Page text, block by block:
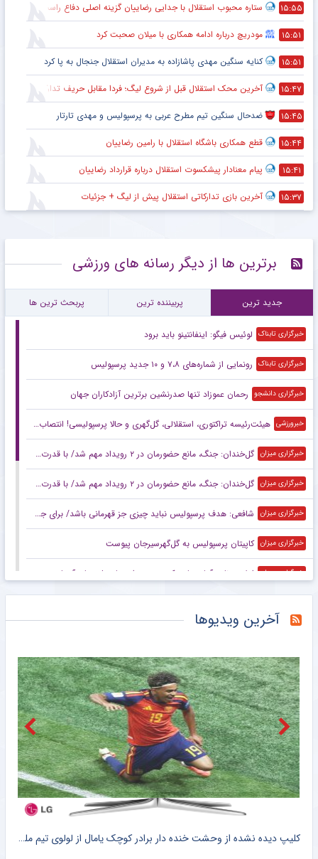
۱۵:۵۵ ستاره محبوب استقلال با جدایی رضاییان گزینه اصلی دفاع راست این تیم
۱۵:۵۱ مودریچ درباره ادامه همکاری با میلان صحبت کرد
۱۵:۵۱ کنایه سنگین مهدی پاشازاده به مدیران استقلال جنجال به پا کرد
۱۵:۴۷ آخرین محک استقلال قبل از شروع لیگ؛ فردا مقابل حریف تدارکاتی
۱۵:۴۵ ضدحال سنگین تیم مطرح عربی به پرسپولیس و مهدی تارتار
۱۵:۴۴ قطع همکاری باشگاه استقلال با رامین رضاییان
۱۵:۴۱ پیام معنادار پیشکسوت استقلال درباره قرارداد رضاییان
۱۵:۳۷ آخرین بازی تدارکاتی استقلال پیش از لیگ + جزئیات
برترین ها از دیگر رسانه های ورزشی
جدید ترین پربیننده ترین پربحث ترین ها
خبرگزاری تابناک لوئیس فیگو: اینفانتینو باید برود
خبرگزاری تابناک رونمایی از شماره‌های ۷،۸ و ۱۰ جدید پرسپولیس
خبرگزاری دانشجو رحمان عموزاد تنها صدرنشین برترین آزادکاران جهان
خبرورزشی هیئت‌رئیسه تراکتوری، استقلالی، گل‌گهری و حالا پرسپولیسی! انتصاب‌های عجیب در باشگاه‌های خاص؛ فدراسیون حتما جوابگو باشد
خبرگزاری میزان گل‌خندان: جنگ، مانع حضورمان در ۲ رویداد مهم شد/ با قدرت برای بازی‌های آسیایی و سهمیه المپیک می‌جنگیم
خبرگزاری میزان گل‌خندان: جنگ، مانع حضورمان در ۲ رویداد مهم شد/ با قدرت برای بازی‌های آسیایی و سهمیه المپیک می‌جنگیم
خبرگزاری میزان شافعی: هدف پرسپولیس نباید چیزی جز قهرمانی باشد/ برای جام ملت‌ها باید از برخی چهره‌ها عبور کنیم
خبرگزاری میزان کاپیتان پرسپولیس به گل‌گهرسیرجان پیوست
خبرگزاری میزان اعلام برنامه آماده‌سازی کره‌جنوبی برای جام ملت‌های آسیا بدون سرمربی
باشگاه خبرنگاران جوان ناکامی مجدد استقلال در باز کردن پنجره نقل و انتقالاتی
خبرگزاری میزان رحمتی: هدف ما ایستادن روی سکوی قهرمانی آسیاست/ برای اهتزاز پرچم ایران روی تخته می‌رویم
خبرانلاین عکس | تعطیلات دونفره امباپه و خانم بازیگر؛ تصویری که برزیل را منفجر کرد!
خبرورزشی ویدیو| خود صلاح هم از این استقبال شوکه شد/ آتش بازی ترک‌ها در شهر!
آخرین ویدیوها
شلیک لامین یامال در حمایت از ایران ، علیه آمریکا !! + کلیپ وایرال شده